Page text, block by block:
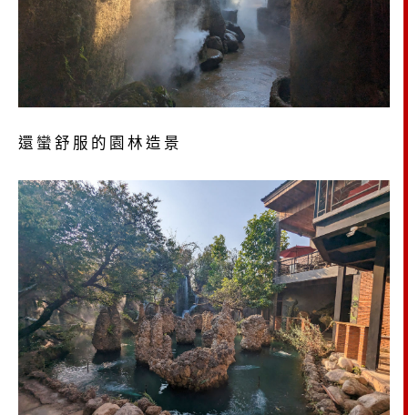
還蠻舒服的園林造景